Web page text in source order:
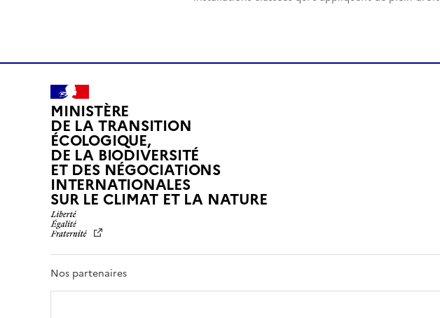
MINISTÈRE
DE LA TRANSITION
ÉCOLOGIQUE,
DE LA BIODIVERSITÉ
ET DES NÉGOCIATIONS
INTERNATIONALES
SUR LE CLIMAT ET LA NATUREL
R
É
Nos partenaires